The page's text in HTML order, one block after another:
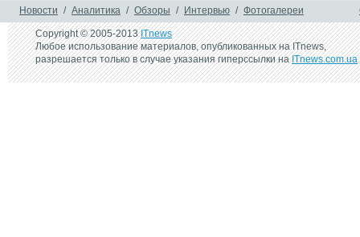
Новости / Аналитика / Обзоры / Интервью / Фотогалереи
Copyright © 2005-2013ITnews
Любое использование материалов, опубликованных на ITnews,
разрешается только в случае указания гиперссылки наITnews.com.ua